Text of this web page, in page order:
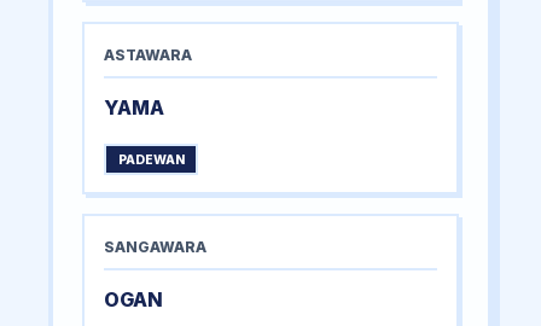
ASTAWARA
YAMA
PADEWAN
SANGAWARA
OGAN